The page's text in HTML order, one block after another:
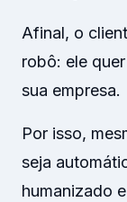
Afinal, o
robô: ele
sua empresa.
Por isso,
seja
humanizado